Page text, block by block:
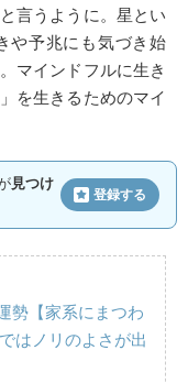
言うように。星とい
や予兆にも気づき始
マインドフルに生き
を生きるためのマイ
見つけ
登録する
勢【家系にまつわ
はノリのよさが出